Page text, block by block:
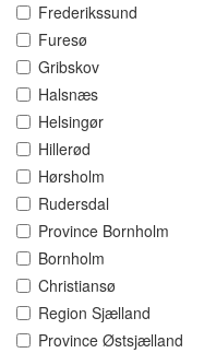
Frederikssund
Furesø
Gribskov
Halsnæs
Helsingør
Hillerød
Hørsholm
Rudersdal
Province Bornholm
Bornholm
Christiansø
Region Sjælland
Province Østsjælland